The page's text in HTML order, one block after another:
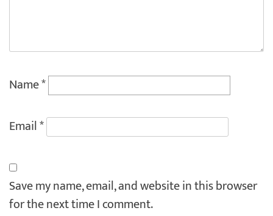
Name*
Email*
Save my name, email, and website in this browser
for the next time I comment.